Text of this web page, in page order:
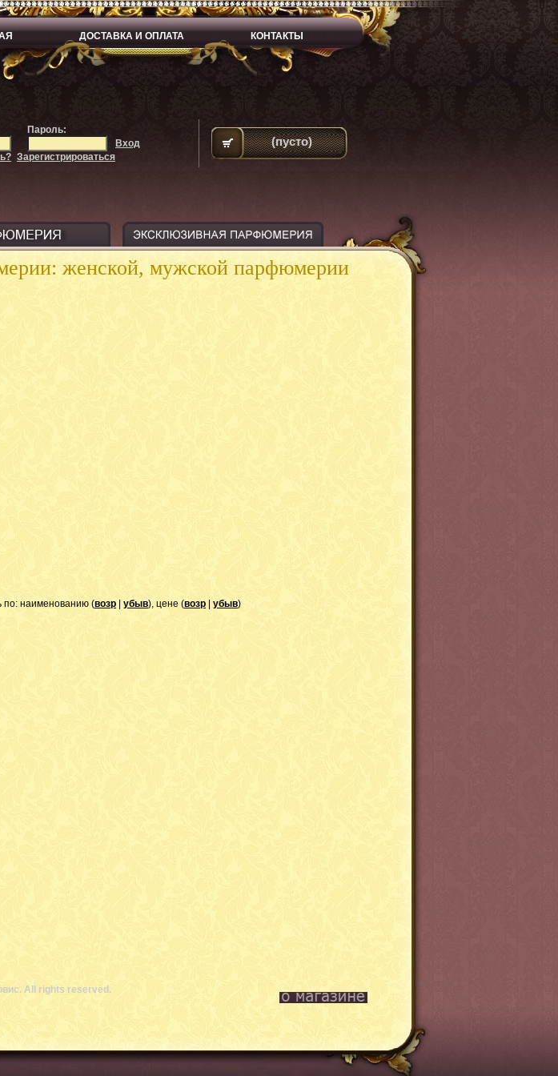
женской, мужской парфюмерии
по: наименованию (возр убыв), цене (возр убыв)
All rights reserved.
ДОСТАВКА И ОПЛАТА КОНТАКТЫ
Пароль:
Вход
Зарегистрироваться
(пусто)